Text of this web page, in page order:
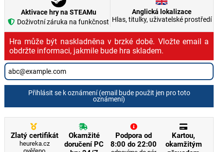
Aktivace hry na STEAMu
Doživotní záruka na funkčnost
Anglická lokalizace
Hlas, titulky, uživatelské prostředí
Hra může být naskladněna v brzké době. Vložte email a
obdržte informaci, jakmile bude hra skladem.
Přihlásit se k oznámení (email bude použit jen pro toto
oznámení)
Zlatý certifikát
heureka.cz
Okamžité
doručení PC
Podpora od
8:00 do 22:00
Kartou,
okamžitým